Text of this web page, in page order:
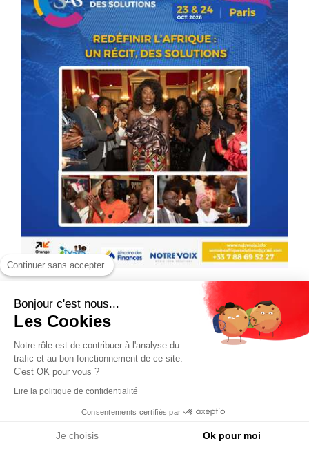
Continuer sans accepter
Bonjour c'est nous...
Les Cookies
Notre rôle est de contribuer à l'analyse du
trafic et au bon fonctionnement de ce site.
C'est OK pour vous ?
Lire la politique de confidentialité
Consentements certifiés par
Je choisis Ok pour moi